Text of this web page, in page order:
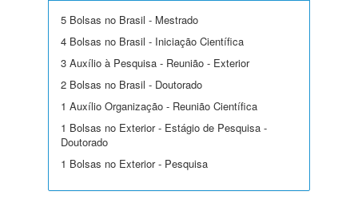
5 Bolsas no Brasil - Mestrado
4 Bolsas no Brasil - Iniciação Científica
3 Auxílio à Pesquisa - Reunião - Exterior
2 Bolsas no Brasil - Doutorado
1 Auxílio Organização - Reunião Científica
1 Bolsas no Exterior - Estágio de Pesquisa -
Doutorado
1 Bolsas no Exterior - Pesquisa